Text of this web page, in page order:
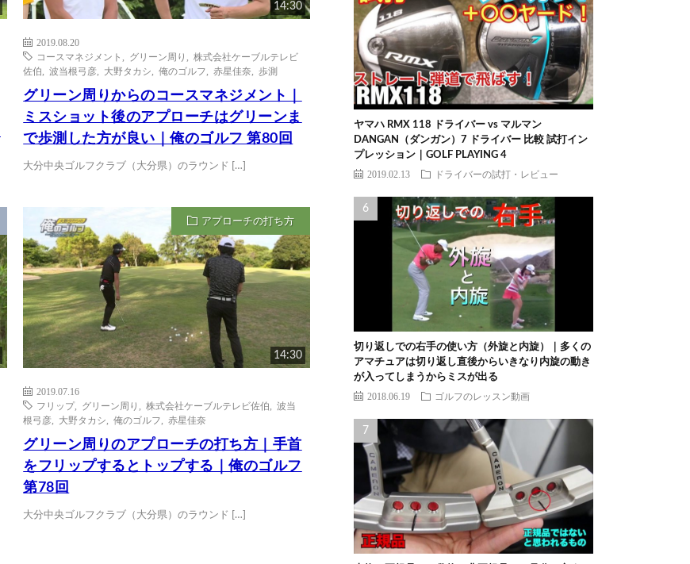
14:30
2019.08.20
コースマネジメント
グリーン周り ,株式会社ケーブルテレビ
佐伯
,波当根弓彦 大野タカシ ,俺のゴルフ 赤星佳奈 ,歩測
グリーン周りからのコースマネジメント｜
ミスショット後のアプローチはグリーンま
で歩測した方が良い｜俺のゴルフ 第80回
大分中央ゴルフクラブ（大分県）のラウンド […]
アプローチの打ち方
14:30
2019.07.16
フリップ, グリーン周り ,株式会社ケーブルテレビ佐伯 ,波当
根弓彦
大野タカシ ,俺のゴルフ ,赤星佳奈
グリーン周りのアプローチの打ち方｜手首
をフリップするとトップする｜俺のゴルフ
第78回
大分中央ゴルフクラブ（大分県）のラウンド […]
ヤマハ RMX 118 ドライバー vs マルマン
DANGAN（ダンガン）7 ドライバー 比較 試打イン
プレッション｜GOLF PLAYING 4
2019.02.13 ドライバーの試打・レビュー
切り返しでの右手の使い方（外旋と内旋）｜多くの
アマチュアは切り返し直後からいきなり内旋の動き
が入ってしまうからミスが出る
2018.06.19 ゴルフのレッスン動画